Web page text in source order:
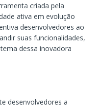
criada pela
ativa em evolução
desenvolvedores ao
suas funcionalidades,
dessa inovadora
desenvolvedores a